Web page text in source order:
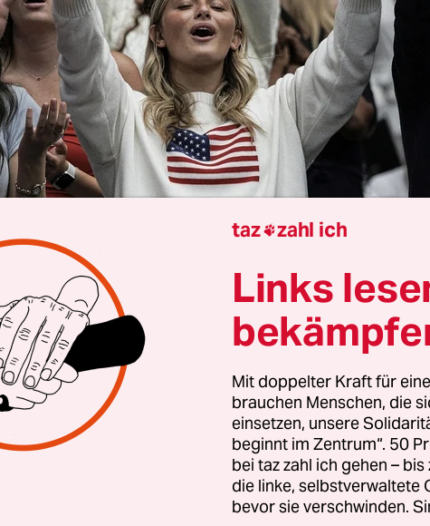
VonRalf Nestmeyer
Viktor Orbán spricht gern vom „christlichen
damitein Ungarn
, das Migranten draußen hält
Demokratie gleich mit. Symbolkräftig ließ er die
dem Heiligen, der als erster König von Ungarn die
Magyaren christianisierte, aus dem
Giorgia Meloni beschwörtin Rom
Vaterland“ – eine Dreifaltigkeit gegen Feminismus,
taz zahl ich
Links
Mit doppelter Kraft für
brauchen Menschen, die
einsetzen, unsere
beginnt im Zentrum“. 50
bei taz zahl ich gehen –
die linke, selbstverwaltete
bevor sie verschwinden.